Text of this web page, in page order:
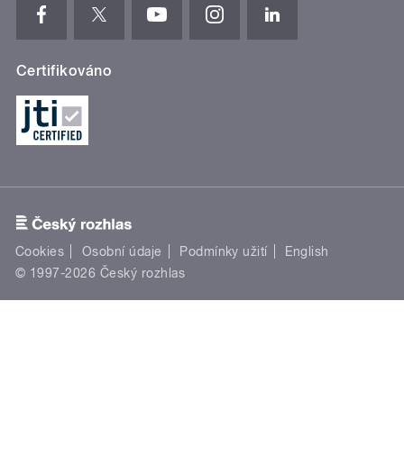
Certifikováno
Cookies Osobní údaje Podmínky užití
English
© 1997-2026 Český rozhlas